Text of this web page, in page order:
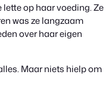
op haar voeding. Ze
was ze langzaam
over haar eigen
Maar niets hielp om